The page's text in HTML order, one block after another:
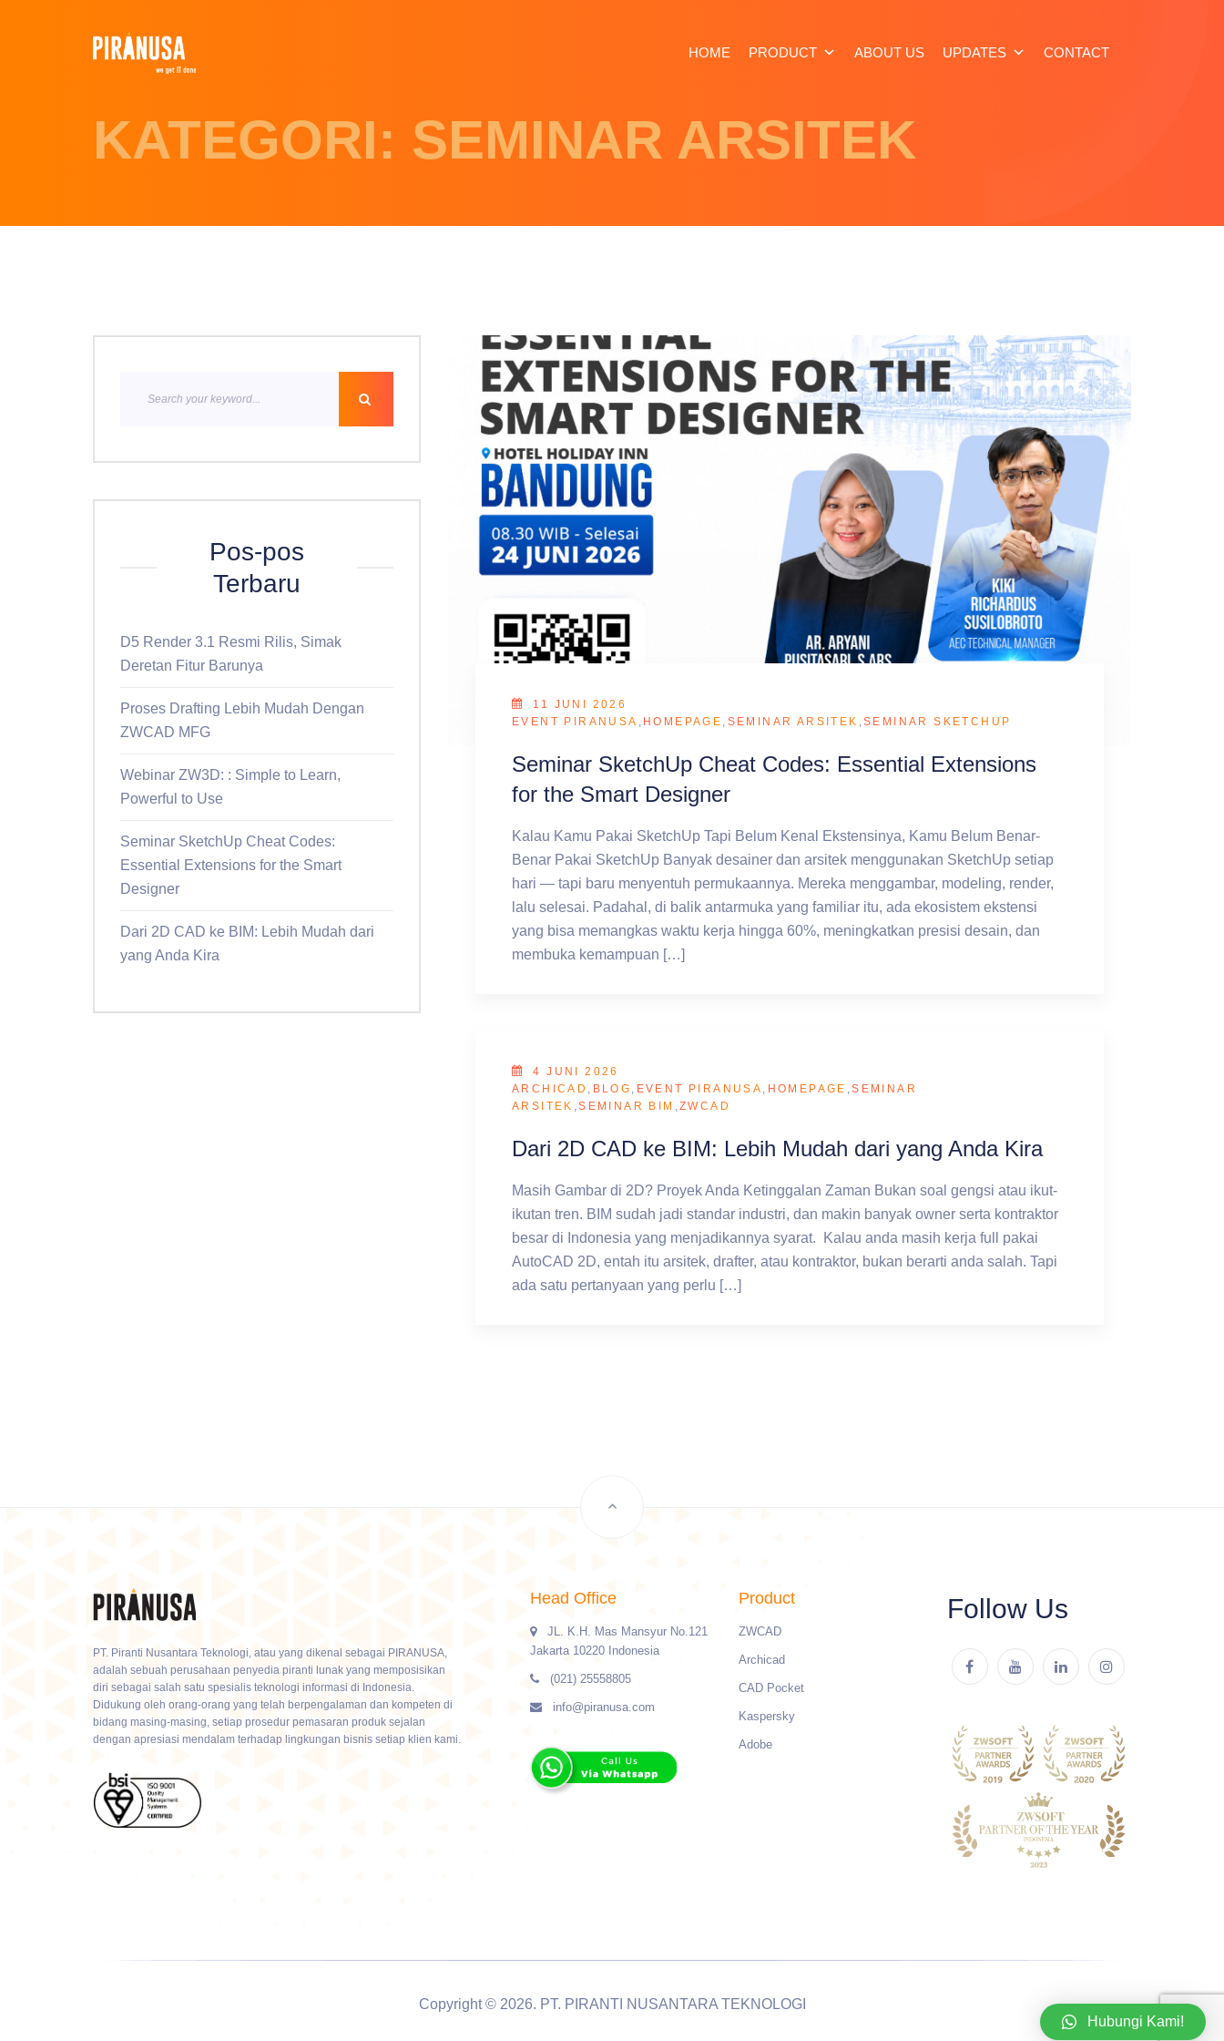
HOME PRODUCT ABOUT US UPDATES CONTACT
KATEGORI: SEMINAR ARSITEK
11 JUNI 2026
EVENT PIRANUSA , HOMEPAGE , SEMINAR ARSITEK ,SEMINAR SKETCHUP
Seminar SketchUp Cheat Codes: Essential Extensions
for the Smart Designer
Kalau Kamu Pakai SketchUp Tapi Belum Kenal Ekstensinya, Kamu Belum Benar-
Benar Pakai SketchUp Banyak desainer dan arsitek menggunakan SketchUp setiap
hari — tapi baru menyentuh permukaannya. Mereka menggambar, modeling, render,
lalu selesai. Padahal, di balik antarmuka yang familiar itu, ada ekosistem ekstensi
yang bisa memangkas waktu kerja hingga 60%, meningkatkan presisi desain, dan
membuka kemampuan […]
4 JUNI 2026
ARCHICAD , BLOG , EVENT PIRANUSA , HOMEPAGE ,SEMINAR
ARSITEK ,SEMINAR BIM ,ZWCAD
Dari 2D CAD ke BIM: Lebih Mudah dari yang Anda Kira
Masih Gambar di 2D? Proyek Anda Ketinggalan Zaman Bukan soal gengsi atau ikut-
ikutan tren. BIM sudah jadi standar industri, dan makin banyak owner serta kontraktor
besar di Indonesia yang menjadikannya syarat. Kalau anda masih kerja full pakai
AutoCAD 2D, entah itu arsitek, drafter, atau kontraktor, bukan berarti anda salah. Tapi
ada satu pertanyaan yang perlu […]
Pos-pos
Terbaru
D5 Render 3.1 Resmi Rilis, Simak
Deretan Fitur Barunya
Proses Drafting Lebih Mudah Dengan
ZWCAD MFG
Webinar ZW3D: : Simple to Learn,
Powerful to Use
Seminar SketchUp Cheat Codes:
Essential Extensions for the Smart
Designer
Dari 2D CAD ke BIM: Lebih Mudah dari
yang Anda Kira
PT. Piranti Nusantara Teknologi, atau yang dikenal sebagai PIRANUSA,
adalah sebuah perusahaan penyedia piranti lunak yang memposisikan
diri sebagai salah satu spesialis teknologi informasi di Indonesia.
Didukung oleh orang-orang yang telah berpengalaman dan kompeten di
bidang masing-masing, setiap prosedur pemasaran produk sejalan
dengan apresiasi mendalam terhadap lingkungan bisnis setiap klien kami.
Head Office
JL. K.H. Mas Mansyur No.121
Jakarta 10220 Indonesia
(021) 25558805
info@piranusa.com
Product
ZWCAD
Archicad
CAD Pocket
Kaspersky
Adobe
Follow Us
Copyright © 2026. PT. PIRANTI NUSANTARA TEKNOLOGI
Hubungi Kami!